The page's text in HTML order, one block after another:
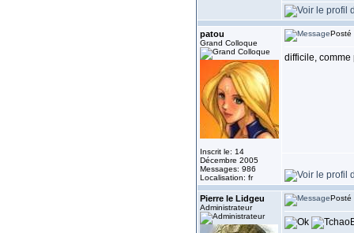
patou
Grand Colloque
Inscrit le: 14
Décembre 2005
Messages: 986
Localisation: fr
Posté
difficile,
Pierre le Lidgeu
Administrateur
Posté